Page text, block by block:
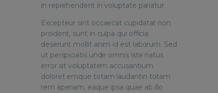
in reprehenderit in voluptate pariatur.
Excepteur sint occaecat cupidatat non
proident, sunt in culpa qui officia
deserunt mollit anim id est laborum. Sed
ut perspiciatis unde omnis iste natus
error sit voluptatem accusantium
doloret emque totam laudantin totam
rem aperiam, eaque ipsa quae ab illo